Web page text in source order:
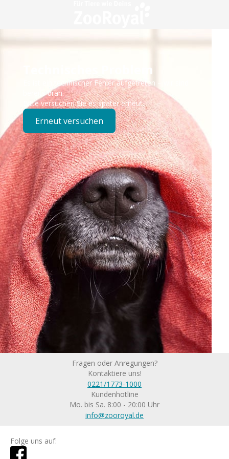
Technisches Problem
Es ist ein technischer Fehler aufgetreten – wir sind
bereits dran.
Bitte versuchen Sie es später erneut.
Erneut versuchen
Fragen oder Anregungen?
Kontaktiere uns!
0221/1773-1000
Kundenhotline
Mo. bis Sa. 8:00 - 20:00 Uhr
info@zooroyal.de
Folge uns auf: